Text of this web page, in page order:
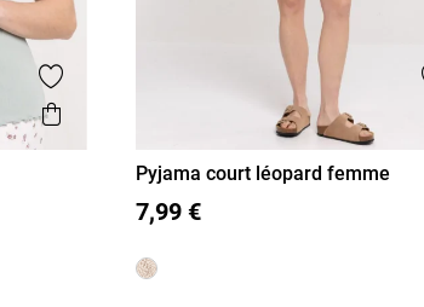
Ajouter aux favoris
Aperçu rapide
S M
Pyjama court léopard femme
7,99 €